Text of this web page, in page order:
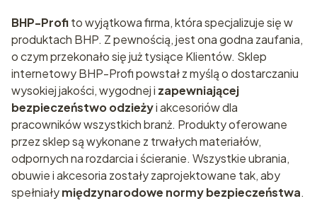
BHP-Profito wyjątkowa firma, która specjalizuje się w
produktach BHP. Z pewnością, jest ona godna zaufania,
o czym przekonało się już tysiące Klientów. Sklep
internetowy BHP-Profi powstał z myślą o dostarczaniu
wysokiej jakości, wygodnej i zapewniającej
bezpieczeństwo odzieżyi akcesoriów dla
pracowników wszystkich branż. Produkty oferowane
przez sklep są wykonane z trwałych materiałów,
odpornych na rozdarcia i ścieranie. Wszystkie ubrania,
obuwie i akcesoria zostały zaprojektowane tak, aby
spełniałymiędzynarodowe normy bezpieczeństwa.